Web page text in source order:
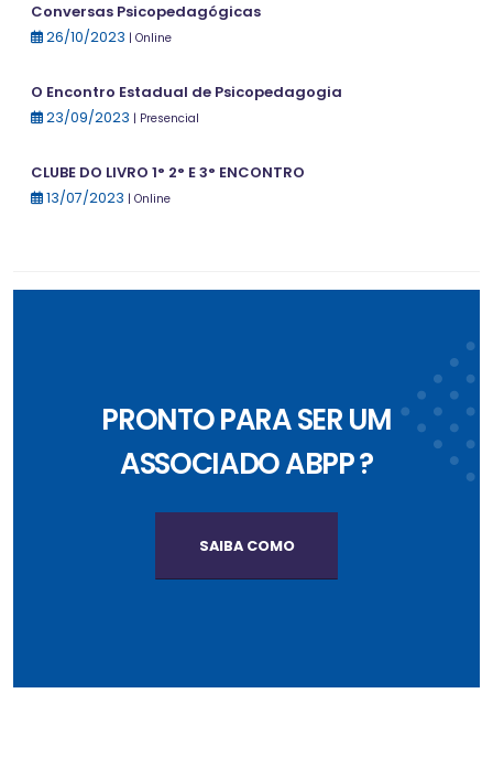
Conversas Psicopedagógicas
26/10/2023 | Online
O Encontro Estadual de Psicopedagogia
23/09/2023 | Presencial
CLUBE DO LIVRO 1° 2° E 3° ENCONTRO
13/07/2023 | Online
PRONTO PARA SER UM
ASSOCIADO ABPP ?
SAIBA COMO